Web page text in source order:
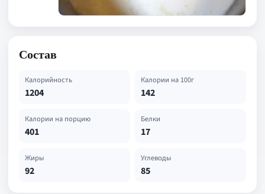
Состав
Калорийность
1204
Калории на 100г
142
Калории на порцию
401
Белки
17
Жиры
92
Углеводы
85